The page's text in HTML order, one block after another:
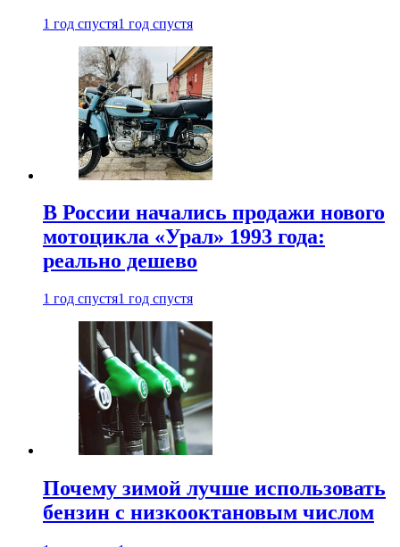
1 год спустя1 год спустя
В России начались продажи нового
мотоцикла «Урал» 1993 года:
реально дешево
1 год спустя1 год спустя
Почему зимой лучше использовать
бензин с низкооктановым числом